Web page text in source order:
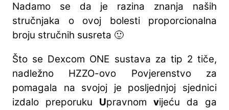
Nadamo se da je razina znanja naših
stručnjaka o ovoj bolesti proporcionalna
broju stručnih susreta 🙂
Što se Dexcom ONE sustava za tip 2 tiče,
nadležno HZZO-ovo Povjerenstvo za
pomagala na svojoj je posljednjoj sjednici
izdalo preporuku Upravnom vijeću da ga